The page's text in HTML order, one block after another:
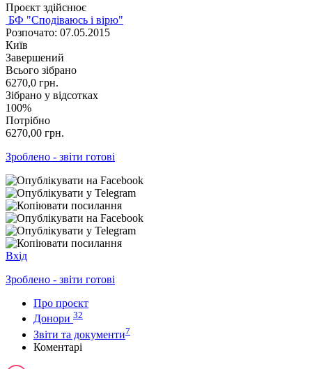
Проєкт здійснює
БФ "Сподіваюсь і вірю"
Розпочато: 07.05.2015
Київ
Завершений
Всього зібрано
6270,0 грн.
Зібрано у відсотках
100%
Потрібно
6270,00 грн.
Зроблено - звіти готові
Вхід
Зроблено - звіти готові
Про проєкт
Донори 32
Звіти та документи7
Коментарі